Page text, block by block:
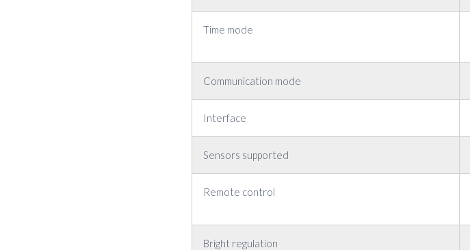
Time mode
Communication mode
Interface
Sensors supported
Remote control
Bright regulation